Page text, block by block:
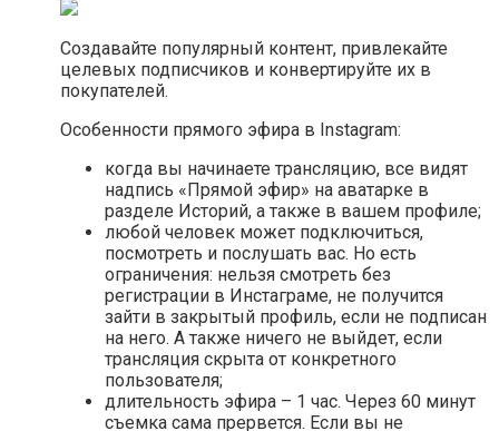
Создавайте популярный контент, привлекайте
целевых подписчиков и конвертируйте их в
покупателей.
Особенности прямого эфира в Instagram:
когда вы начинаете трансляцию, все видят
надпись «Прямой эфир» на аватарке в
разделе Историй, а также в вашем профиле;
любой человек может подключиться,
посмотреть и послушать вас. Но есть
ограничения: нельзя смотреть без
регистрации в Инстаграме, не получится
зайти в закрытый профиль, если не подписан
на него. А также ничего не выйдет, если
трансляция скрыта от конкретного
пользователя;
длительность эфира – 1 час. Через 60 минут
съемка сама прервется. Если вы не